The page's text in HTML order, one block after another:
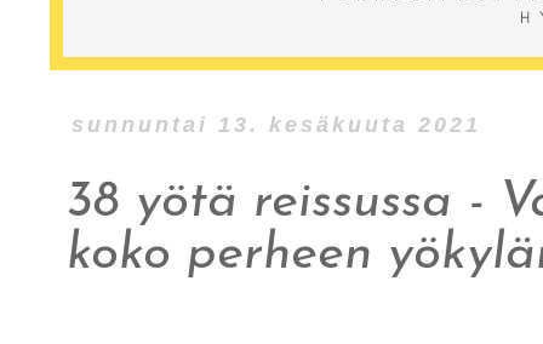
sunnuntai 13. kesäkuuta 2021
38 yötä reissussa -
koko perheen